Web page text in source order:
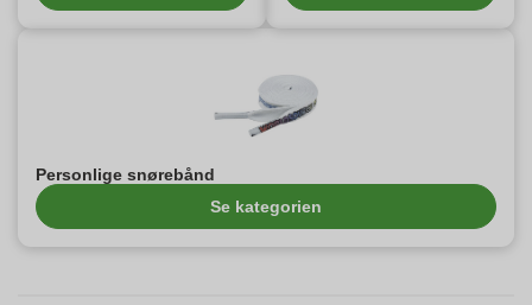
Personlige snørebånd
Se kategorien